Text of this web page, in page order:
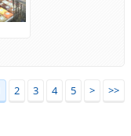
2 3 4 5 > >>